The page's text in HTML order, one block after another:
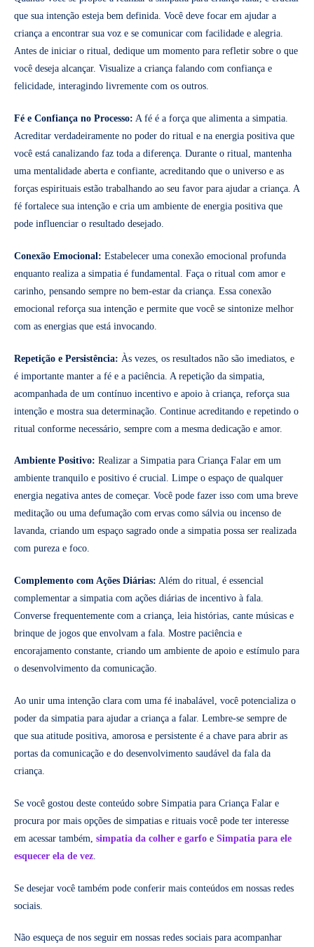
que sua intenção esteja bem definida. Você deve focar em ajudar a
criança a encontrar sua voz e se comunicar com facilidade e alegria.
Antes de iniciar o ritual, dedique um momento para refletir sobre o que
você deseja alcançar. Visualize a criança falando com confiança e
felicidade, interagindo livremente com os outros.
Fé e Confiança no Processo: A fé é a força que alimenta a simpatia.
Acreditar verdadeiramente no poder do ritual e na energia positiva que
você está canalizando faz toda a diferença. Durante o ritual, mantenha
uma mentalidade aberta e confiante, acreditando que o universo e as
forças espirituais estão trabalhando ao seu favor para ajudar a criança. A
fé fortalece sua intenção e cria um ambiente de energia positiva que
pode influenciar o resultado desejado.
Conexão Emocional: Estabelecer uma conexão emocional profunda
enquanto realiza a simpatia é fundamental. Faça o ritual com amor e
carinho, pensando sempre no bem-estar da criança. Essa conexão
emocional reforça sua intenção e permite que você se sintonize melhor
com as energias que está invocando.
Repetição e Persistência: Às vezes, os resultados não são imediatos, e
é importante manter a fé e a paciência. A repetição da simpatia,
acompanhada de um contínuo incentivo e apoio à criança, reforça sua
intenção e mostra sua determinação. Continue acreditando e repetindo o
ritual conforme necessário, sempre com a mesma dedicação e amor.
Ambiente Positivo: Realizar a Simpatia para Criança Falar em um
ambiente tranquilo e positivo é crucial. Limpe o espaço de qualquer
energia negativa antes de começar. Você pode fazer isso com uma breve
meditação ou uma defumação com ervas como sálvia ou incenso de
lavanda, criando um espaço sagrado onde a simpatia possa ser realizada
com pureza e foco.
Complemento com Ações Diárias: Além do ritual, é essencial
complementar a simpatia com ações diárias de incentivo à fala.
Converse frequentemente com a criança, leia histórias, cante músicas e
brinque de jogos que envolvam a fala. Mostre paciência e
encorajamento constante, criando um ambiente de apoio e estímulo para
o desenvolvimento da comunicação.
Ao unir uma intenção clara com uma fé inabalável, você potencializa o
poder da simpatia para ajudar a criança a falar. Lembre-se sempre de
que sua atitude positiva, amorosa e persistente é a chave para abrir as
portas da comunicação e do desenvolvimento saudável da fala da
criança.
Se você gostou deste conteúdo sobre Simpatia para Criança Falar e
procura por mais opções de simpatias e rituais você pode ter interesse
em acessar também, simpatia da colher e garfo e Simpatia para ele
esquecer ela de vez
Se desejar você também pode conferir mais conteúdos em nossas redes
sociais.
Não esqueça de nos seguir em nossas redes sociais para acompanhar